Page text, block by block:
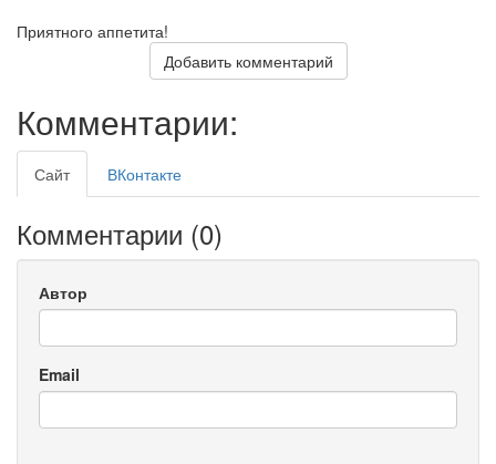
Приятного аппетита!
Добавить комментарий
Комментарии:
Сайт ВКонтакте
Комментарии (0)
Автор
Email